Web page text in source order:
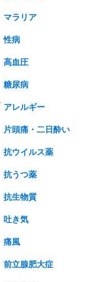
マラリア
性病
高血圧
糖尿病
アレルギー
片頭痛・二日酔い
抗ウイルス薬
抗うつ薬
抗生物質
吐き気
痛風
前立腺肥大症